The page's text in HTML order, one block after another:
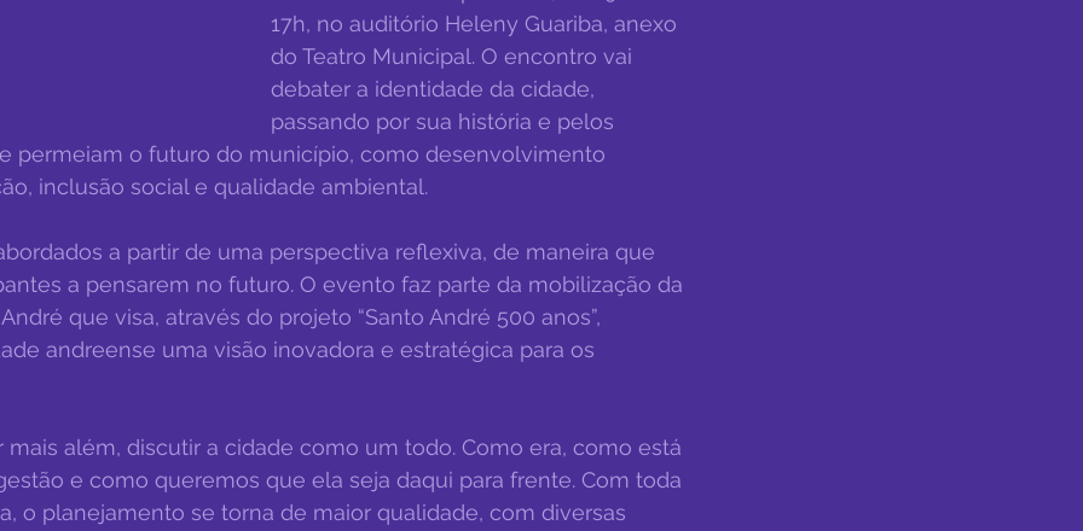
17h, no auditório Heleny Guariba, anexo
do Teatro Municipal. O encontro vai
debater a identidade da cidade,
passando por sua história e pelos
permeiam o futuro do município, como desenvolvimento
inclusão social e qualidade ambiental.
a partir de uma perspectiva reflexiva, de maneira que
a pensarem no futuro. O evento faz parte da mobilização da
que visa, através do projeto “Santo André 500 anos”,
andreense uma visão inovadora e estratégica para os
e como queremos que ela seja daqui para frente. Com toda
o planejamento se torna de maior qualidade, com diversas